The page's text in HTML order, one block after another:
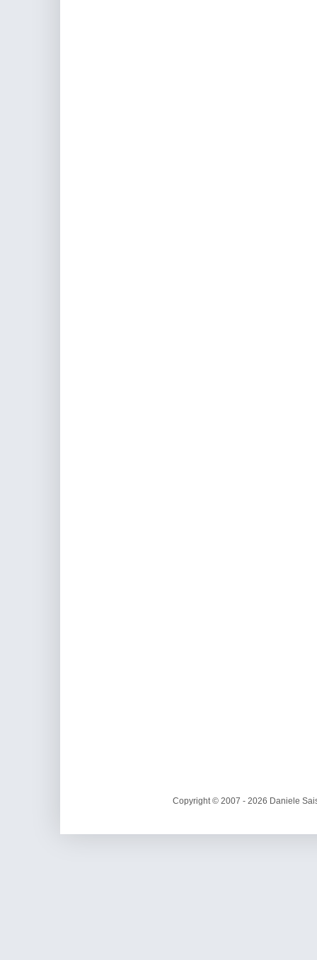
Copyright © 2007 - 2026 Daniele